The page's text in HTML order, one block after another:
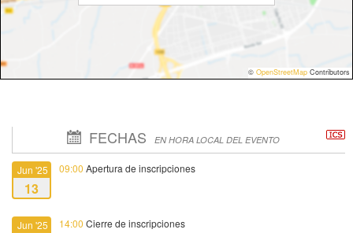
© OpenStreetMap Contributors
FECHAS EN HORA LOCAL DEL EVENTO
Jun '25
13
09:00 Apertura de inscripciones
Jun '25 14:00 Cierre de inscripciones